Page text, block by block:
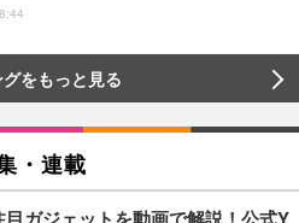
をもっと見る
・連載